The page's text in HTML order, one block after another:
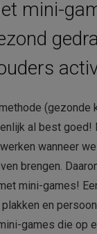
verwerken, wat
zorgen dat je
en hoe lang je
gegevens FitGaaf!
|
alle gegevens die
je rechtstreeks of
Verwerking
ordenen,
mini-
(gezonde
al best goed!
wanneer
brengen.
mini-games!
en
games die op